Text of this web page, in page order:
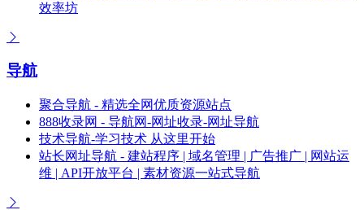
效率坊
导航
聚合导航 - 精选全网优质资源站点
888收录网 - 导航网-网址收录-网址导航
技术导航-学习技术 从这里开始
站长网址导航 - 建站程序 | 域名管理 | 广告推广 | 网站运
维 | API开放平台 | 素材资源一站式导航